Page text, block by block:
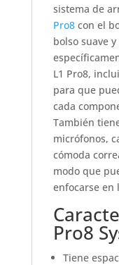
sistema de
Pro8con el
bolso suave
L1 Pro8,
para que
cada
También
micrófonos,
cómoda
modo que
enfocarse en
Pro8
Tiene